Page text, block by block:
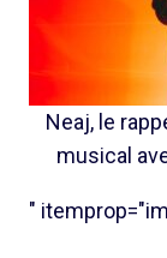
Neaj, le
musical
"